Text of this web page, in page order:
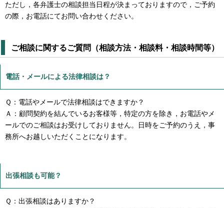
ただし，各弁護士の相談担当日程が決まっておりますので，ご予約
の際，お電話にてお問い合わせください。
ご相談に関するご質問（相談方法・相談料・相談時間等）
電話・メールによる法律相談は？
Ｑ：電話やメールで法律相談はできますか？
Ａ：顧問契約を結んでいるお客様等，特定の方を除き，お電話やメ
ールでのご相談はお受けしておりません。日時をご予約のうえ，事
務所へお越しいただくことになります。
出張相談も可能？
Ｑ：出張相談はありますか？